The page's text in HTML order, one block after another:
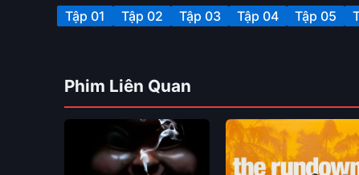
Tập 01 Tập 02 Tập 03 Tập 04 Tập 05
Phim Liên Quan